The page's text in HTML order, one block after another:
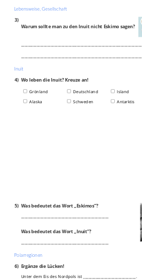
Lebensweise, Gesellschaft
3)
Warum sollte man zu den Inuit nicht Eskimo sagen?
Inuit
4) Wo leben die Inuit? Kreuze an!
Grönland Deutschland Island
Alaska
Schweden Antarktis
5) Was bedeutet das Wort „Eskimos“?
Was bedeutet das Wort „Inuit“?
Polarregionen
6) Ergänze die Lücken!
Unter dem Eis des Nordpols ist ______________________________.